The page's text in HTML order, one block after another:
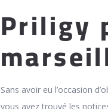
Priligy
Sans avoir eu l’occasion
vous avez trouvé les